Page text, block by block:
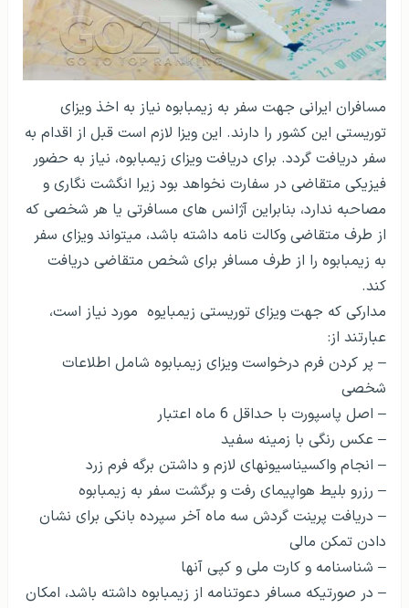
مسافران ایرانی جهت سفر به زیمبابوه نیاز به اخذ ویزای
توریستی این کشور را دارند. این ویزا لازم است قبل از اقدام به
سفر دریافت گردد. برای دریافت ویزای زیمبابوه، نیاز به حضور
فیزیکی متقاضی در سفارت نخواهد بود زیرا انگشت نگاری و
مصاحبه ندارد، بنابراین آژانس های مسافرتی یا هر شخصی که
از طرف متقاضی وکالت نامه داشته باشد، می­تواند ویزای سفر
به زیمبابوه را از طرف مسافر برای شخص متقاضی دریافت
کند.
مدارکی که جهت ویزای توریستی زیمبایوه مورد نیاز است،
عبارتند از:
– پر کردن فرم درخواست ویزای زیمبابوه شامل اطلاعات
شخصی
– اصل پاسپورت با حداقل 6 ماه اعتبار
– عکس رنگی با زمینه سفید
– انجام واکسیناسیون­های لازم و داشتن برگه فرم زرد
– رزرو بلیط هواپیمای رفت و برگشت سفر به زیمبابوه
– دریافت پرینت گردش سه ماه آخر سپرده بانکی برای نشان
دادن تمکن مالی
– شناسنامه و کارت ملی و کپی آنها
– در صورتیکه مسافر دعوتنامه از زیمبابوه داشته باشد، امکان